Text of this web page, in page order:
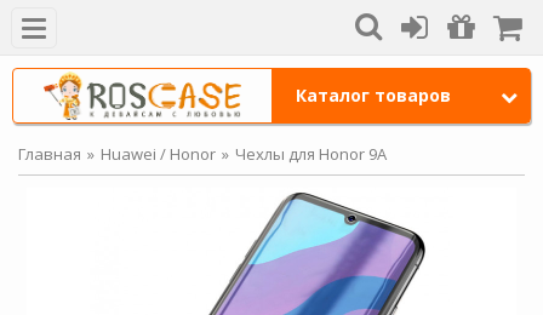
Каталог товаров
Главная Huawei / Honor Чехлы для Honor 9A